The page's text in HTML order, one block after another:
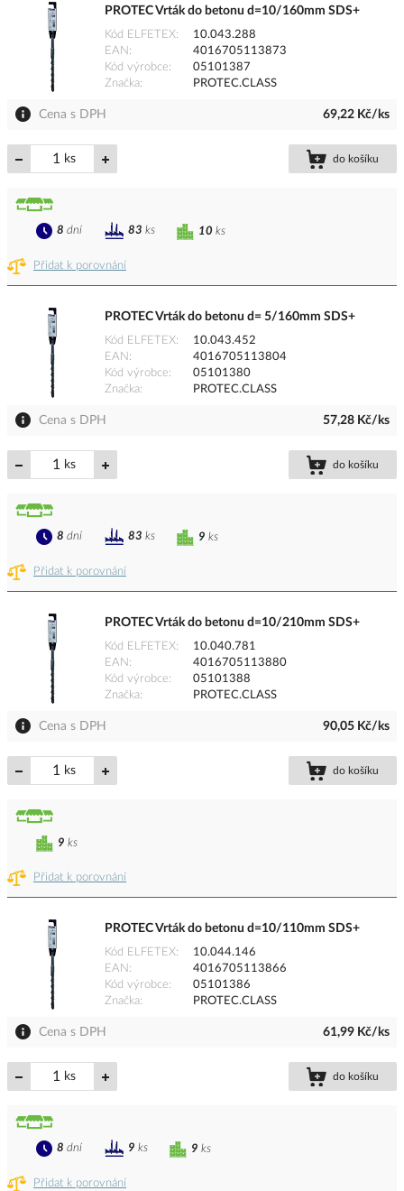
PROTEC Vrták do betonu d=10/160mm SDS+
Kód ELFETEX
10.043.288
EAN
4016705113873
Kód výrobce
05101387
Značka
PROTEC.CLASS
Cena s DPH 69,22 Kč/ks
ks do košíku
Přidat k porovnání
10 ks
8 dní 83 ks
PROTEC Vrták do betonu d= 5/160mm SDS+
Kód ELFETEX
10.043.452
EAN
4016705113804
Kód výrobce
05101380
Značka
PROTEC.CLASS
Cena s DPH 57,28 Kč/ks
ks do košíku
Přidat k porovnání
9 ks
8 dní 83 ks
PROTEC Vrták do betonu d=10/210mm SDS+
Kód ELFETEX
10.040.781
EAN
4016705113880
Kód výrobce
05101388
Značka
PROTEC.CLASS
Cena s DPH 90,05 Kč/ks
ks do košíku
Přidat k porovnání
9 ks
PROTEC Vrták do betonu d=10/110mm SDS+
Kód ELFETEX
10.044.146
EAN
4016705113866
Kód výrobce
05101386
Značka
PROTEC.CLASS
Cena s DPH 61,99 Kč/ks
ks do košíku
Přidat k porovnání
9 ks
8 dní 9 ks